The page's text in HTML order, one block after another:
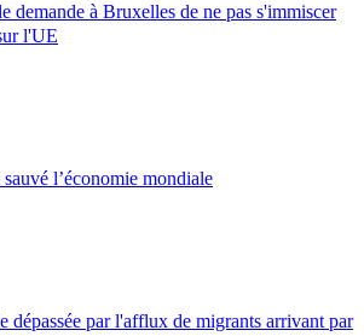
à Bruxelles de ne pas s'immiscer
l'UE
l’économie mondiale
dépassée par l'afflux de migrants arrivant par